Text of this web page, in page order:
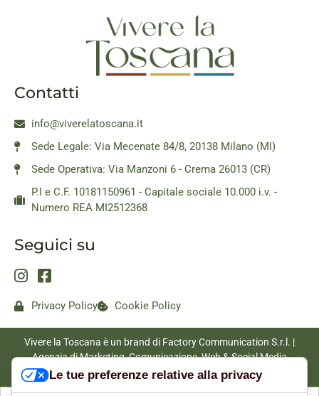
Contatti
info@viverelatoscana.it
Sede Legale: Via Mecenate 84/8, 20138 Milano (MI)
Sede Operativa: Via Manzoni 6 - Crema 26013 (CR)
P.I e C.F. 10181150961 - Capitale sociale 10.000 i.v. -
Numero REA MI2512368
Seguici su
Privacy Policy Cookie Policy
Vivere la Toscana è un brand di Factory Communication S.r.l. |
Agenzia di Marketing, Comunicazione, Web & Social Media
|www.factorycommunication.it
Le tue preferenze relative alla privacy